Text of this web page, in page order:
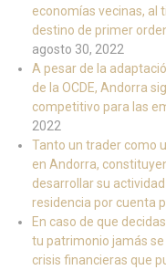
economías vecinas, al
destino de primer
agosto 30, 2022
A pesar de la
de la OCDE, Andorra
competitivo para las
2022
Tanto un trader como
en Andorra,
desarrollar su
residencia por cuenta
En caso de que
tu patrimonio jamás
crisis financieras que